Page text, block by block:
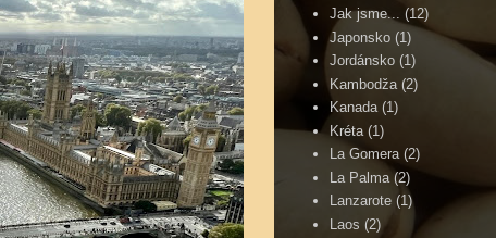
Jak jsme... (12)
Japonsko (1)
Jordánsko (1)
Kambodža (2)
Kanada (1)
Kréta (1)
La Gomera (2)
La Palma (2)
Lanzarote (1)
Laos (2)